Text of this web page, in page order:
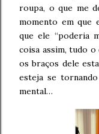
roupa, o que me
momento em que
que ele “poderia
coisa assim, tudo
os braços dele
esteja se
mental…